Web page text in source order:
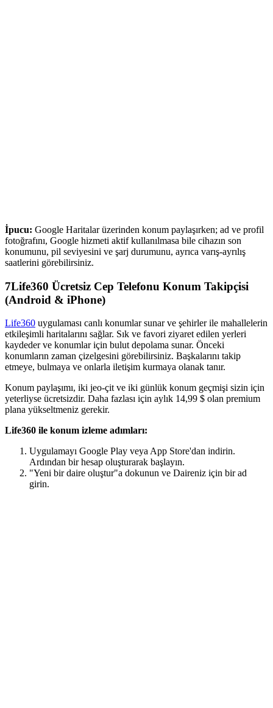
İpucu: Google Haritalar üzerinden konum paylaşırken; ad ve profil
fotoğrafını, Google hizmeti aktif kullanılmasa bile cihazın son
konumunu, pil seviyesini ve şarj durumunu, ayrıca varış-ayrılış
saatlerini görebilirsiniz.
7Life360 Ücretsiz Cep Telefonu Konum Takipçisi
(Android & iPhone)
Life360 uygulaması canlı konumlar sunar ve şehirler ile mahallelerin
etkileşimli haritalarını sağlar. Sık ve favori ziyaret edilen yerleri
kaydeder ve konumlar için bulut depolama sunar. Önceki
konumların zaman çizelgesini görebilirsiniz. Başkalarını takip
etmeye, bulmaya ve onlarla iletişim kurmaya olanak tanır.
Konum paylaşımı, iki jeo-çit ve iki günlük konum geçmişi sizin için
yeterliyse ücretsizdir. Daha fazlası için aylık 14,99 $ olan premium
plana yükseltmeniz gerekir.
Life360 ile konum izleme adımları:
Uygulamayı Google Play veya App Store'dan indirin.
Ardından bir hesap oluşturarak başlayın.
"Yeni bir daire oluştur"a dokunun ve Daireniz için bir ad
girin.